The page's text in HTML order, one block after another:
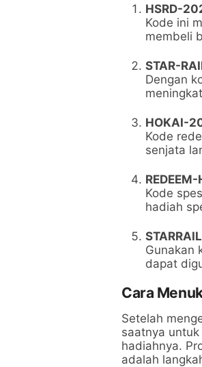
HSRD-
Kode ini
membeli
STAR-
Dengan
HOKAI-
Kode
senjata
Kode
hadiah
Gunakan
dapat
Cara
Setelah
saatnya
hadiahnya.
adalah